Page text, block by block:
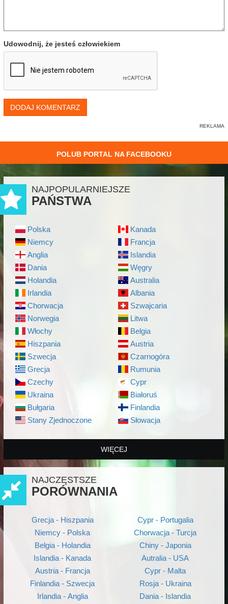
Udowodnij, że jesteś człowiekiem
DODAJ KOMENTARZ
POLUB PORTAL NA FACEBOOKU
NAJPOPULARNIEJSZE
PAŃSTWA
Polska
Niemcy
Anglia
Dania
Holandia
Irlandia
Chorwacja
Norwegia
Włochy
Hiszpania
Szwecja
Grecja
Czechy
Ukraina
Bułgaria
Stany Zjednoczone
Kanada
Francja
Islandia
Węgry
Australia
Albania
Szwajcaria
Litwa
Belgia
Austria
Czarnogóra
Rumunia
Cypr
Białoruś
Finlandia
Słowacja
WIĘCEJ
NAJCZĘSTSZE
PORÓWNANIA
Grecja - Hiszpania
Niemcy - Polska
Belgia - Holandia
Islandia - Kanada
Austria - Francja
Finlandia - Szwecja
Irlandia - Anglia
Cypr - Portugalia
Chorwacja - Turcja
Chiny - Japonia
Autralia - USA
Cypr - Malta
Rosja - Ukraina
Dania - Islandia